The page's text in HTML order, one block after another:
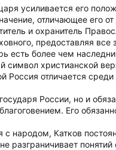
усиливается его
отличающее его
и охранитель
предоставляя
есть более чем
символ христианской
Россия отличается
России, но и
Его
с народом, Катков
разграничивает